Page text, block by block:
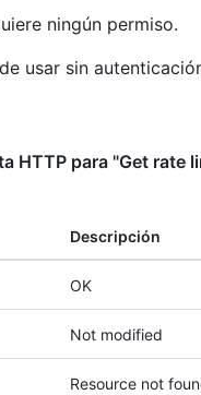
ningún permiso.
usar sin
HTTP para "Get rate
Descripción
OK
Not modified
Resource not